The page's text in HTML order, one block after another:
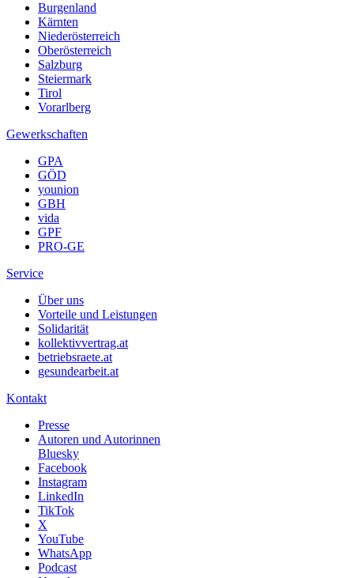
Burgenland
Kärnten
Niederösterreich
Oberösterreich
Salzburg
Steiermark
Tirol
Vorarlberg
Gewerkschaften
GPA
GÖD
younion
GBH
vida
GPF
PRO-GE
Service
Über uns
Vorteile und Leistungen
Solidarität
kollektivvertrag.at
betriebsraete.at
gesundearbeit.at
Kontakt
Presse
Autoren und Autorinnen
Bluesky
Facebook
Instagram
LinkedIn
TikTok
X
YouTube
WhatsApp
Podcast